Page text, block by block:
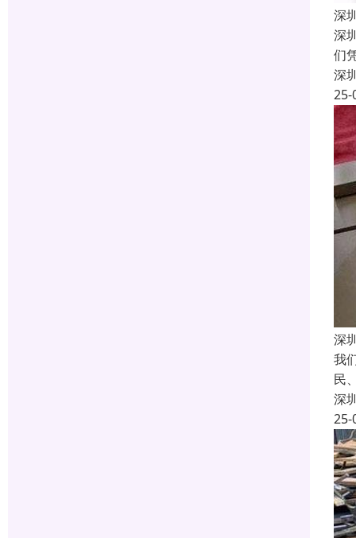
深
深
们
深
25-
深
我
民
深
25-